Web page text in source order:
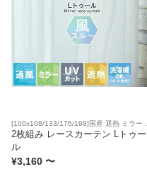
[100x108/133/176/198]国産 遮熱 ミラー U
Vカット 洗濯可
2枚組み レースカーテン Lトゥー
ル
¥3,160 〜